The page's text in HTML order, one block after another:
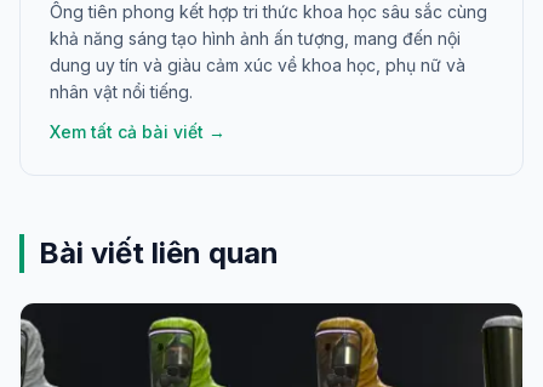
Ông tiên phong kết hợp tri thức khoa học sâu sắc cùng
khả năng sáng tạo hình ảnh ấn tượng, mang đến nội
dung uy tín và giàu cảm xúc về khoa học, phụ nữ và
nhân vật nổi tiếng.
Xem tất cả bài viết →
Bài viết liên quan